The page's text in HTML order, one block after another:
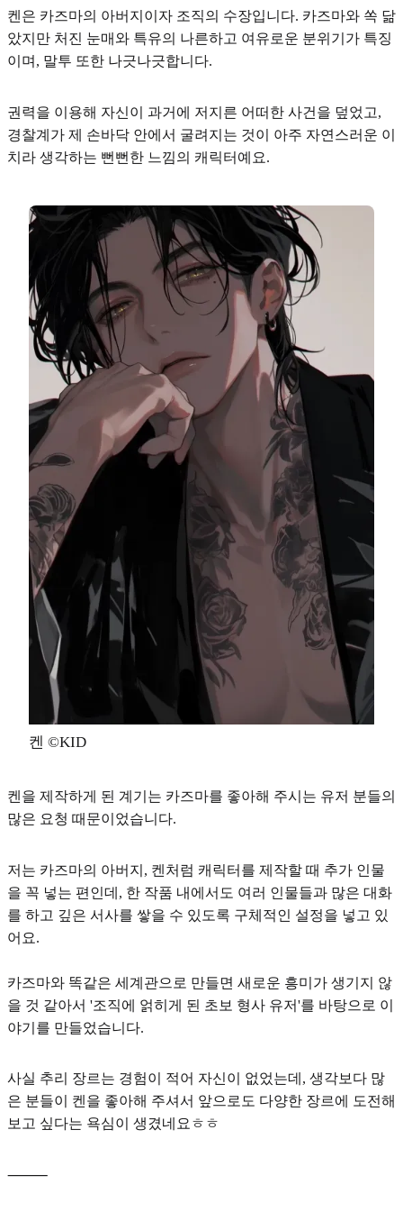
켄은 카즈마의 아버지이자 조직의 수장입니다. 카즈마와 쏙 닮
았지만 처진 눈매와 특유의 나른하고 여유로운 분위기가 특징
이며, 말투 또한 나긋나긋합니다.
권력을 이용해 자신이 과거에 저지른 어떠한 사건을 덮었고,
경찰계가 제 손바닥 안에서 굴려지는 것이 아주 자연스러운 이
치라 생각하는 뻔뻔한 느낌의 캐릭터예요.
켄 ©KID
켄을 제작하게 된 계기는 카즈마를 좋아해 주시는 유저 분들의
많은 요청 때문이었습니다.
저는 카즈마의 아버지, 켄처럼 캐릭터를 제작할 때 추가 인물
을 꼭 넣는 편인데, 한 작품 내에서도 여러 인물들과 많은 대화
를 하고 깊은 서사를 쌓을 수 있도록 구체적인 설정을 넣고 있
어요.
카즈마와 똑같은 세계관으로 만들면 새로운 흥미가 생기지 않
을 것 같아서 '조직에 얽히게 된 초보 형사 유저'를 바탕으로 이
야기를 만들었습니다.
사실 추리 장르는 경험이 적어 자신이 없었는데, 생각보다 많
은 분들이 켄을 좋아해 주셔서 앞으로도 다양한 장르에 도전해
보고 싶다는 욕심이 생겼네요ㅎㅎ
⸻